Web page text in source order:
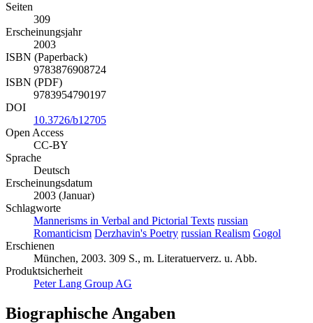
Seiten
309
Erscheinungsjahr
2003
ISBN (Paperback)
9783876908724
ISBN (PDF)
9783954790197
DOI
10.3726/b12705
Open Access
CC-BY
Sprache
Deutsch
Erscheinungsdatum
2003 (Januar)
Schlagworte
Mannerisms in Verbal and Pictorial Texts russian
Romanticism Derzhavin's Poetry russian Realism Gogol
Erschienen
München, 2003. 309 S., m. Literatuerverz. u. Abb.
Produktsicherheit
Peter Lang Group AG
Biographische Angaben